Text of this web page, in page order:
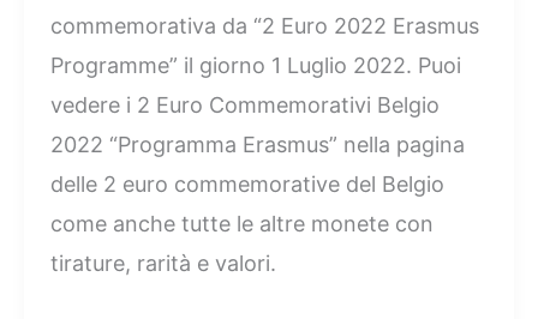
commemorativa da “2 Euro 2022 Erasmus
Programme” il giorno 1 Luglio 2022. Puoi
vedere i 2 Euro Commemorativi Belgio
2022 “Programma Erasmus” nella pagina
delle 2 euro commemorative del Belgio
come anche tutte le altre monete con
tirature, rarità e valori.